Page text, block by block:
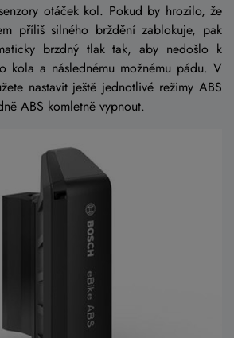
otáček kol. Pokud by hrozilo, že
příliš silného brždění zablokuje, pak
brzdný tlak tak, aby nedošlo k
kola a následnému možnému pádu. V
nastavit ještě jednotlivé režimy ABS
ABS komletně vypnout.